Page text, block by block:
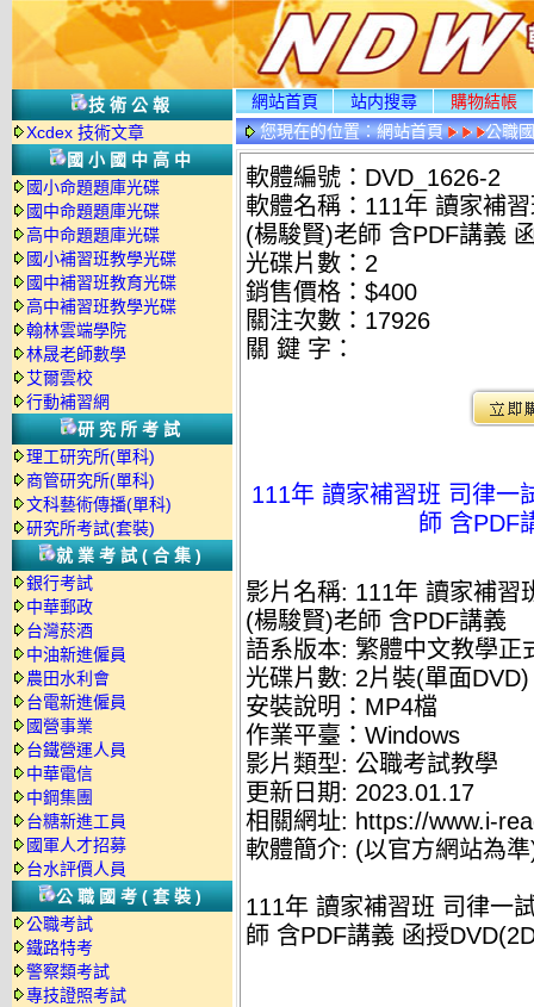
技術公報
Xcdex 技術文章
國小國中高中
國小命題題庫光碟
國中命題題庫光碟
高中命題題庫光碟
國小補習班教學光碟
國中補習班教育光碟
高中補習班教學光碟
翰林雲端學院
林晟老師數學
艾爾雲校
行動補習網
研究所考試
理工研究所(單科)
商管研究所(單科)
文科藝術傳播(單科)
研究所考試(套裝)
就業考試(合集)
銀行考試
中華郵政
台灣菸酒
中油新進僱員
農田水利會
台電新進僱員
國營事業
台鐵營運人員
中華電信
中鋼集團
台糖新進工員
國軍人才招募
台水評價人員
公職國考(套裝)
公職考試
鐵路特考
警察類考試
專技證照考試
網站首頁 站内搜尋
購物結帳
您現在的位置：網站首頁
公職
情
軟體編號：DVD_1626-2
軟體名稱：111年 讀家補
(楊駿賢)老師 含PDF講義
光碟片數：2
銷售價格：$400
關注次數： 17926
關 鍵 字：
111年 讀家補習班 司律一
師 含PDF
影片名稱: 111年 讀家補習
(楊駿賢)老師 含PDF講義
語系版本: 繁體中文教學正
光碟片數: 2片裝(單面DVD)
安裝說明：MP4檔
作業平臺：Windows
影片類型: 公職考試教學
更新日期: 2023.01.17
相關網址: https://www.i-
軟體簡介: (以官方網站為
111年 讀家補習班 司律一
師 含PDF講義 函授